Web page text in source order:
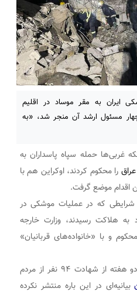
ایران به مقر موساد در اقلیم
مسئول ارشد آن منجر شد، «به
غربی‌ها حمله سپاه پاسداران به
را محکوم کردند، اوکراین هم با
اقدام موضع گرفت.
شرایطی که در عملیات موشکی در
به هلاکت رسیدند، وزارت خارجه
و با «خانواده‌های قربانیان»
شهادت ۹۴ نفر از مردم
بیانیه‌ای در این باره منتشر نکرده